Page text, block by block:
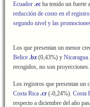
Ecuador .ec ha tenido un fuerte
reducción de costo en el registro
segundo nivel y las
Los que presentan un menor
Belice .bz (0,43%) y Nicaragua
recogidos, no son proyecciones.
Los registros que presentan un
Costa Rica .cr (-0,24%). Costa
respecto a diciembre del año